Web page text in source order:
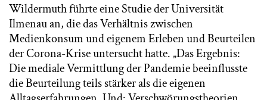
Wildermuth führte eine Studie der Universität
Ilmenau an, die das Verhältnis zwischen
Medienkonsum und eigenem Erleben und Beurteilen
der Corona-Krise untersucht hatte. „Das Ergebnis:
Die mediale Vermittlung der Pandemie beeinflusste
die Beurteilung teils stärker als die eigenen